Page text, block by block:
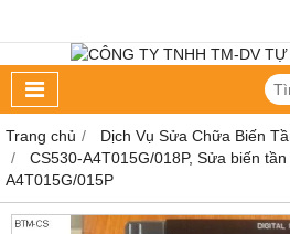
Trang chủ
Dịch Vụ Sửa Chữa Biến
CS530-A4T015G/018P, Sửa biến
A4T015G/015P